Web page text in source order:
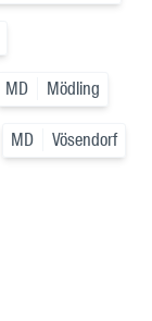
MD Mödling
MD Vösendorf